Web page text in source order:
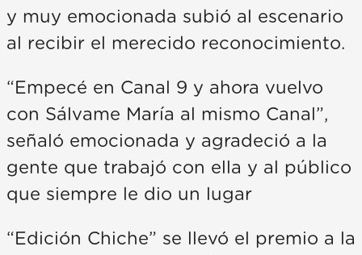
y muy emocionada subió al escenario
al recibir el merecido reconocimiento.
“Empecé en Canal 9 y ahora vuelvo
con Sálvame María al mismo Canal”,
señaló emocionada y agradeció a la
gente que trabajó con ella y al público
que siempre le dio un lugar
“Edición Chiche” se llevó el premio a la